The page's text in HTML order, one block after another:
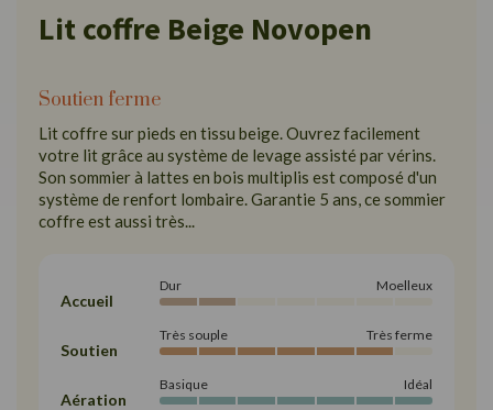
Lit coffre Beige Novopen
Soutien ferme
Lit coffre sur pieds en tissu beige. Ouvrez facilement
votre lit grâce au système de levage assisté par vérins.
Son sommier à lattes en bois multiplis est composé d'un
système de renfort lombaire. Garantie 5 ans, ce sommier
coffre est aussi très...
Accueil
Dur Moelleux
Soutien
Très souple Très ferme
Aération
Basique Idéal